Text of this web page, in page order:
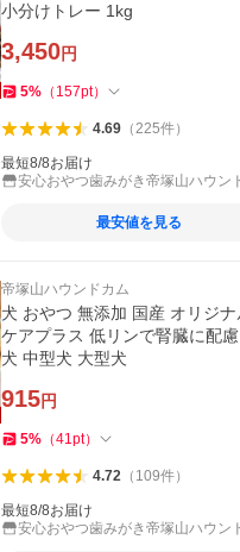
小分けトレー 1kg
3,450円
5% （ 157pt）
4.69（225件）
最短8/8お届け
安心おやつ歯みがき帝塚山ハウン
最安値を見る
帝塚山ハウンドカム
犬 おやつ 無添加 国産 オリジ
ケアプラス 低リンで腎臓に配
犬 中型犬 大型犬
915円
5% （41pt）
4.72（ 109件）
最短8/8お届け
安心おやつ歯みがき帝塚山ハウン